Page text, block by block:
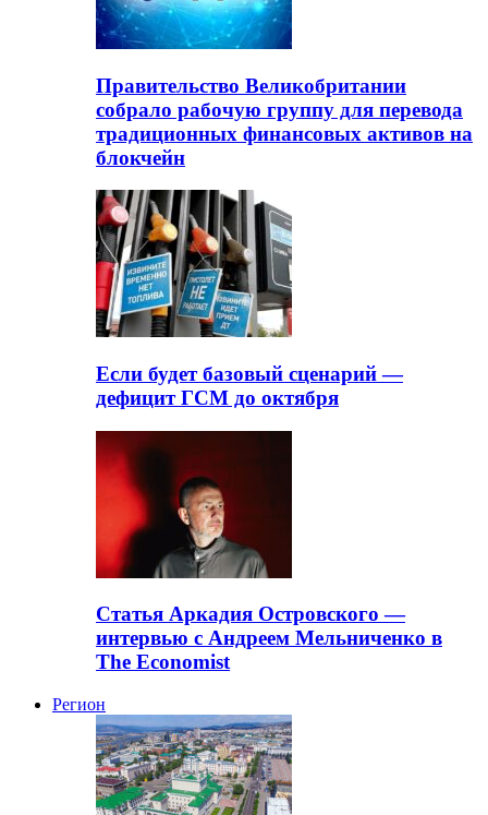
Правительство Великобритании
собрало рабочую группу для перевода
традиционных финансовых активов на
блокчейн
Если будет базовый сценарий —
дефицит ГСМ до октября
Статья Аркадия Островского —
интервью с Андреем Мельниченко в
The Economist
Регион